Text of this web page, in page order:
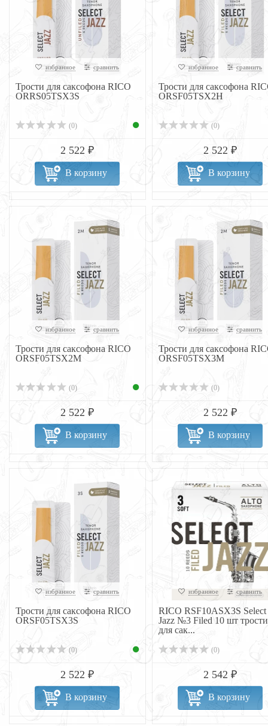
избранное сравнить
Трости для саксофона RICO
ORRS05TSX3S
(0)
2 522 ₽
В корзину
избранное сравнить
Трости для саксофона
ORSF05TSX2H
(0)
2 522 ₽
В корзину
избранное сравнить
Трости для саксофона RICO
ORSF05TSX2M
(0)
2 522 ₽
В корзину
избранное сравнить
Трости для саксофона
ORSF05TSX3M
(0)
2 522 ₽
В корзину
избранное сравнить
Трости для саксофона RICO
ORSF05TSX3S
(0)
2 522 ₽
В корзину
избранное сравнить
RICO RSF10ASX3S Select
Jazz №3 Filed 10 шт трости
для сак...
(0)
2 542 ₽
В корзину